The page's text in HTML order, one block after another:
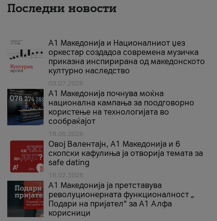
Последни новости
А1 Македонија и Националниот џез
оркестар создадоа современа музичка
приказна инспирирана од македонското
културно наследство
03.07.2026
A1 Македонија почнува моќна
национална кампања за поодговорно
користење на технологијата во
сообраќајот
18.05.2026
Овој Валентајн, A1 Македонија и 6
скопски кафулиња ја отворија темата за
safe dating
16.02.2026
А1 Македонија ја претставува
револуционерната функционалност „
Подари на пријател“ за А1 Алфа
корисници